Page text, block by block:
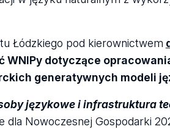
Łódzkiego pod kierownictwem
WNIPy dotyczące
generatywnych modeli
językowe i infrastruktura
dla Nowoczesnej Gospodarki